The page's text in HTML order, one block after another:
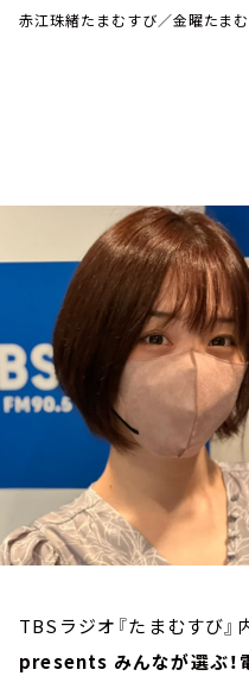
週間番組表
赤江珠緒たまむすび／金曜たま
TBSラジオ『たまむすび』
presents みんなが選ぶ！